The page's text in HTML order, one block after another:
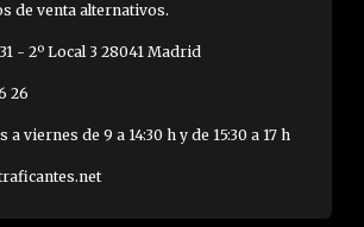
de venta alternativos.
- 2º Local 3 28041 Madrid
26
viernes de 9 a 14:30 h y de 15:30 a 17 h